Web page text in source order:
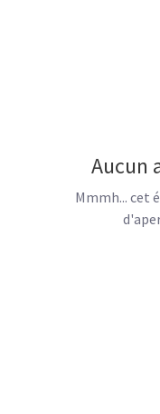
Aucun
Mmmh... cet